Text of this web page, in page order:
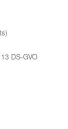
DS-GVO